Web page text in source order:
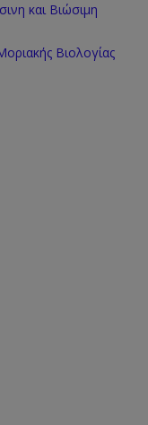
και Βιώσιμη
Βιολογίας